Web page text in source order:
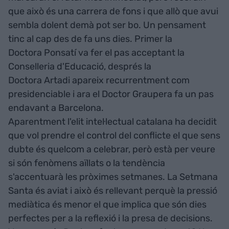
que això és una carrera de fons i que allò que avui
sembla dolent demà pot ser bo. Un pensament
tinc al cap des de fa uns dies. Primer la
Doctora Ponsatí va fer el pas acceptant la
Conselleria d'Educació, després la
Doctora Artadi apareix recurrentment com
presidenciable i ara el Doctor Graupera fa un pas
endavant a Barcelona.
Aparentment l'elit intel·lectual catalana ha decidit
que vol prendre el control del conflicte el que sens
dubte és quelcom a celebrar, però està per veure
si són fenòmens aïllats o la tendència
s'accentuarà les pròximes setmanes. La Setmana
Santa és aviat i això és rellevant perquè la pressió
mediàtica és menor el que implica que són dies
perfectes per a la reflexió i la presa de decisions.